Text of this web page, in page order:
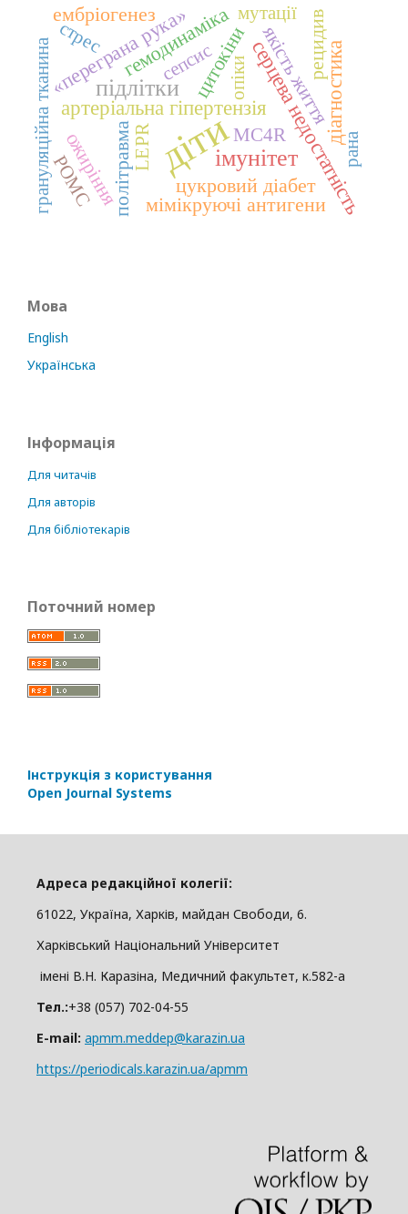
діти
підлітки
імунітет
серцева недостатність
діагностика
артеріальна гіпертензія
цукровий діабет
якість життя
«переграна рука»цитокіни
політравма
гемодинаміка
ожиріння
ембріогенез
мімікруючі антигени
рецидив
грануляційна тканина рана
POMC
стрес
мутації
MC4R
LEPR
сепсис опіки
Мова
English
Українська
Інформація
Для читачів
Для авторів
Для бібліотекарів
Поточний номер
Інструкція з користування
Open Journal Systems
Адреса редакційної колегії:
61022, Україна, Харків, майдан Свободи, 6.
Харківський Національний Університет
імені В.Н. Каразіна, Медичний факультет, к.582-а
Тел.:+38 (057) 702-04-55
E-mail: apmm.meddep@karazin.ua
https://periodicals.karazin.ua/apmm